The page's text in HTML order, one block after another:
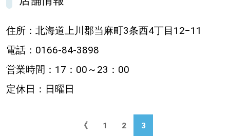
住所：北海道上川郡当麻町3条西4丁目12−11
電話：0166-84-3898
営業時間：17：00～23：00
定休日：日曜日
《 1 2 3